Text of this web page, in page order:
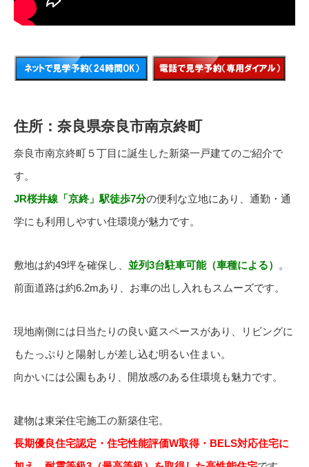
住所：奈良県奈良市南京終町
奈良市南京終町５丁目に誕生した新築一戸建てのご紹介で
す。
JR桜井線「京終」駅徒歩7分の便利な立地にあり、通勤・通
学にも利用しやすい住環境が魅力です。
敷地は約49坪を確保し、 並列3台駐車可能（車種による）
。
前面道路は約6.2mあり、お車の出し入れもスムーズです。
現地南側には日当たりの良い庭スペースがあり、リビングに
もたっぷりと陽射しが差し込む明るい住まい。
向かいには公園もあり、開放感のある住環境も魅力です。
建物は東栄住宅施工の新築住宅。
長期優良住宅認定・住宅性能評価W取得・BELS対応住宅に